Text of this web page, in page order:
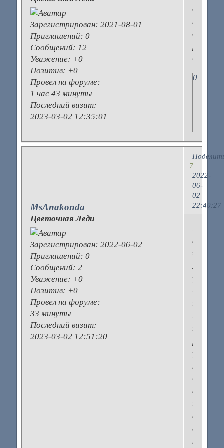
Зарегистрирован: 2021-08-01
Приглашений: 0
Сообщений: 12
Уважение: +0
Позитив: +0
Провел на форуме:
1 час 43 минуты
Последний визит:
2023-03-02 12:35:01
а
как
с
быть?
0
7
2022-
06-
02
22:40:27
MsAnakonda
Цветочная Леди
Зарегистрирован: 2022-06-02
Приглашений: 0
Сообщений: 2
Уважение: +0
Позитив: +0
Провел на форуме:
33 минуты
Последний визит:
2023-03-02 12:51:20
Я
считаю,
что
лучше
уж
чуть
и
купить
ребенку
а
так
сами
конечно)